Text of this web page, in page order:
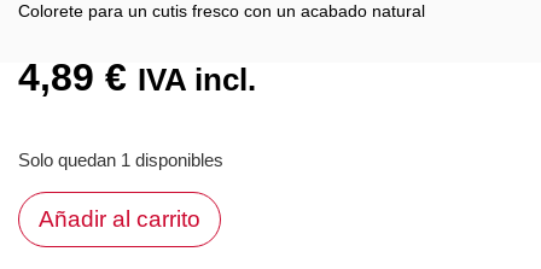
Colorete para un cutis fresco con un acabado natural
4,89 € IVA incl.
Solo quedan 1 disponibles
Añadir al carrito